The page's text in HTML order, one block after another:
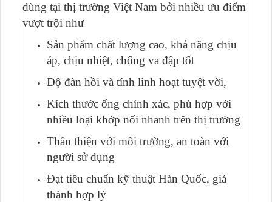
dùng tại thị trường Việt Nam bởi nhiều ưu điểm
vượt trội như
Sản phẩm chất lượng cao, khả năng chịu
áp, chịu nhiệt, chống va đập tốt
Độ đàn hồi và tính linh hoạt tuyệt vời,
Kích thước ống chính xác, phù hợp với
nhiều loại khớp nối nhanh trên thị trường
Thân thiện với môi trường, an toàn với
người sử dụng
Đạt tiêu chuẩn kỹ thuật Hàn Quốc, giá
thành hợp lý